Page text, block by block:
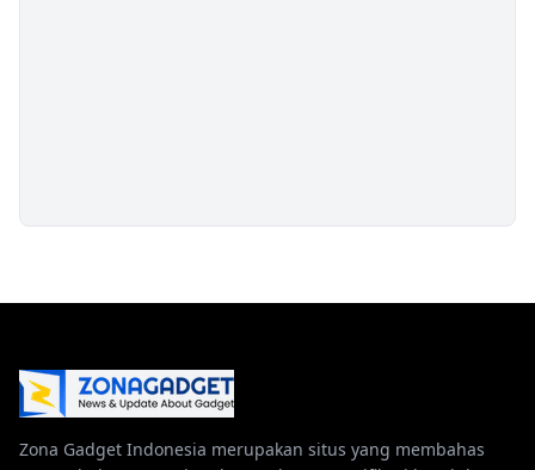
Zona Gadget Indonesia merupakan situs yang membahas